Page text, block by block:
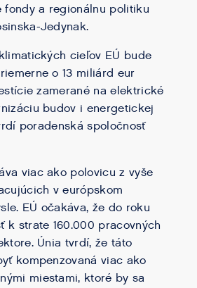
fondy a regionálnu politiku
Jedynak.
cieľov EÚ bude
o 13 miliárd eur
zamerané na elektrické
budov i energetickej
poradenská spoločnosť
viac ako polovicu z vyše
v európskom
EÚ očakáva, že do roku
k strate 160.000 pracovných
Únia tvrdí, že táto
kompenzovaná viac ako
miestami, ktoré by sa